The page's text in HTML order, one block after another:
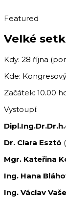
Featured
Velké
Kdy: 28 října
Kde:
Začátek: 10.00
Vystoupí:
Dr. Clara Esztó
Mgr. Kateřina
Ing. Hana
Ing. Václav